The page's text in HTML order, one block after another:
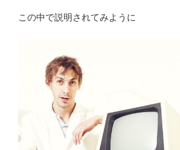
この中で説明されてみように